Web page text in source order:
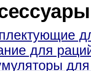
для